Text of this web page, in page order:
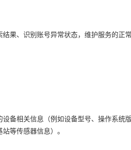
果、识别账号异常状态，维护服务的
备相关信息（例如设备型号、操作系
等传感器信息）。